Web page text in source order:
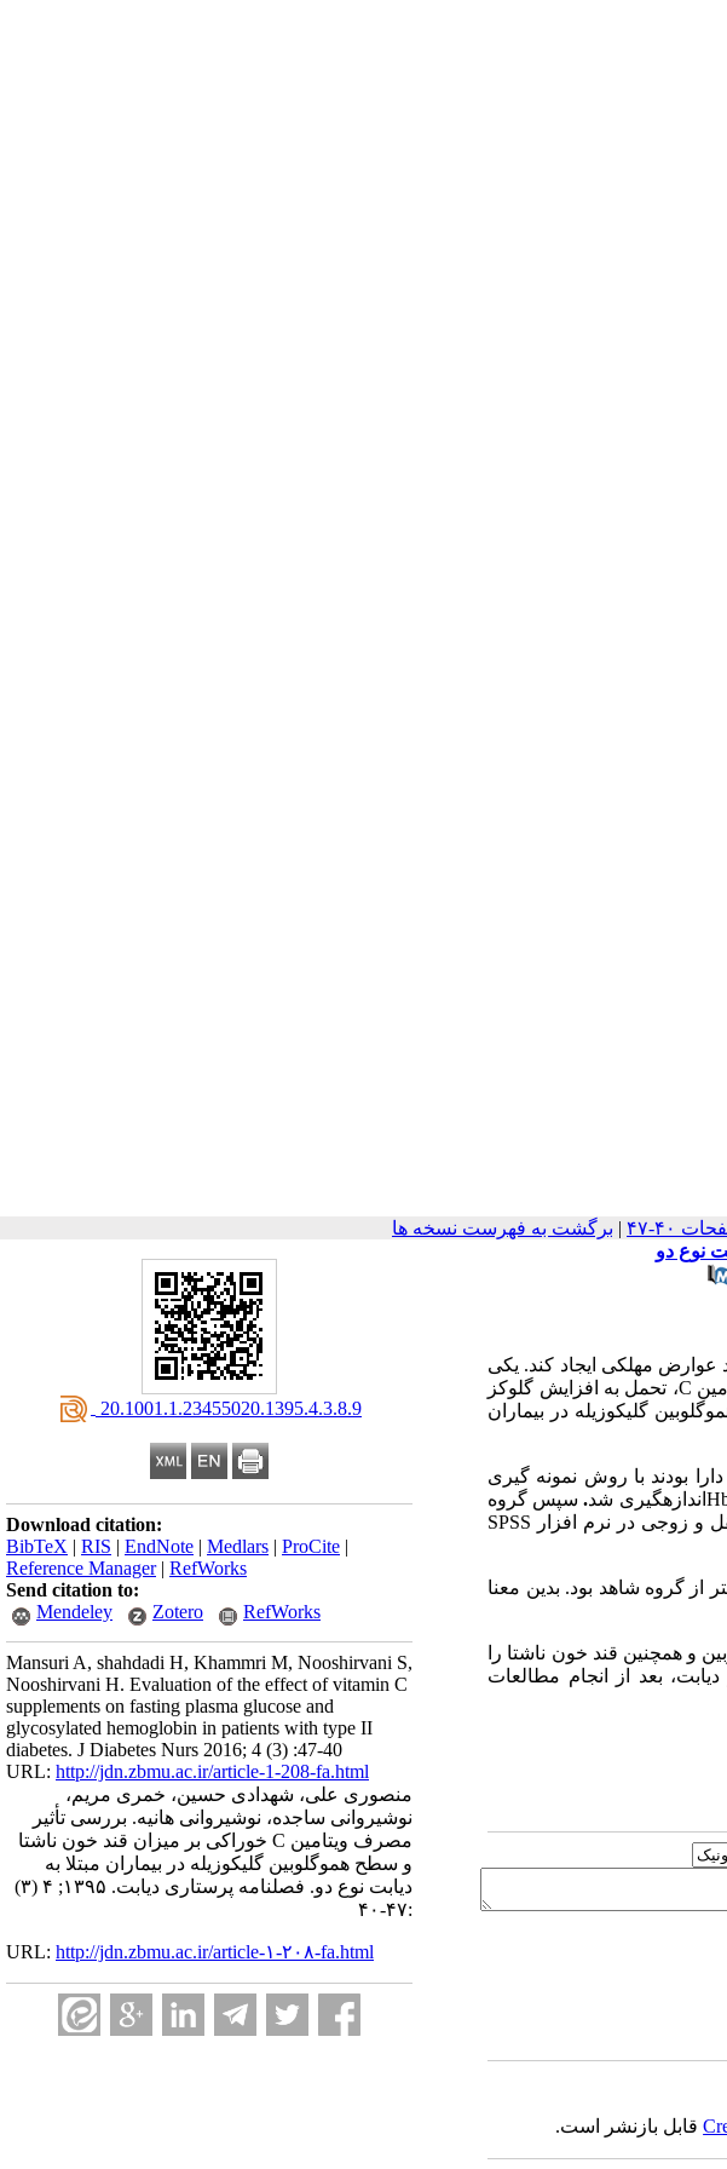
| برگشت به فهرست نسخه ها
‎ 20.1001.1.23455020.1395.4.3.8.9
Download citation:
BibTeX | RIS | EndNote | Medlars | ProCite |
Reference Manager| RefWorks
Send citation to:
Mendeley
Zotero RefWorks
Mansuri A, shahdadi H, Khammri M, Nooshirvani S,
Nooshirvani H. Evaluation of the effect of vitamin C
supplements on fasting plasma glucose and
glycosylated hemoglobin in patients with type II
diabetes. J Diabetes Nurs 2016; 4 (3) :47-40
URL: http://jdn.zbmu.ac.ir/article-1-208-fa.html
منصوری علی، شهدادی حسین، خمری مریم،
نوشیروانی ساجده، نوشیروانی هانیه. بررسی تأثیر
مصرف ویتامین C خوراکی بر میزان قند خون ناشتا
و سطح هموگلوبین گلیکوزیله در بیماران مبتلا به
دیابت نوع دو. فصلنامه پرستاری دیابت. ۱۳۹۵; ۴ (۳)
:۴۷-۴۰
URL: http://jdn.zbmu.ac.ir/article-۱-۲۰۸-fa.html
مهلکی ایجاد کند. یکی
C، تحمل به افزایش گلوکز
گلیکوزیله در بیماران
شرکت در مطالعه را دارا بودند با روش نمونه گیری
اندازه­گیری شد. سپس گروه
و زوجی در نرم افزار SPSS
از گروه شاهد بود. بدین معنا
و همچنین قند خون ناشتا را
در دیابت، بعد از انجام مطالعات
قابل بازنشر است.